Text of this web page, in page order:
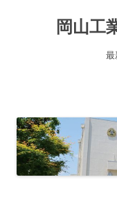
岡山工
最